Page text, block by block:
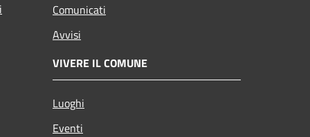
Comunicati
Avvisi
VIVERE IL COMUNE
Luoghi
Eventi